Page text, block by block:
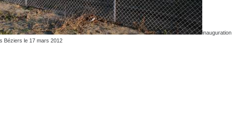
inauguration
Béziers le 17 mars 2012